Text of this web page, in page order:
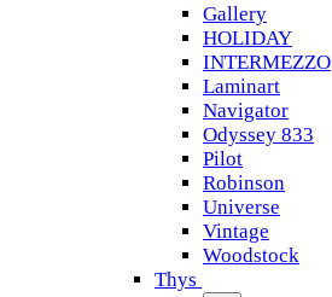
Gallery
HOLIDAY
INTERMEZZO
Laminart
Navigator
Odyssey 833
Pilot
Robinson
Universe
Vintage
Woodstock
Thys